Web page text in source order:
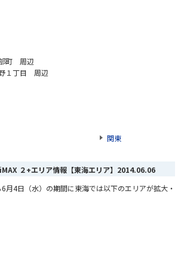
町 周辺
１丁目 周辺
関東
２+エリア情報【東海エリア】 2014.06.06
月4日（水）の期間に東海では以下のエリアが拡大・